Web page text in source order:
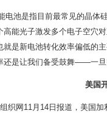
池是指目前最常见的晶体
高能光子激发多个电子空穴
就是新电池转化效率偏低的
还是让我们备受鼓舞——一
美国
网11月14日报道，美国加